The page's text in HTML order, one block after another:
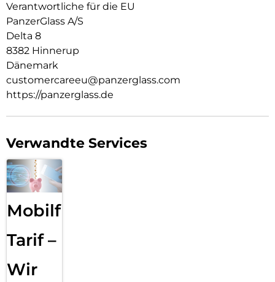
Verantwortliche für die EU
PanzerGlass A/S
Delta 8
8382 Hinnerup
Dänemark
customercareeu@panzerglass.com
https://panzerglass.de
Verwandte Services
Mobilfunk
Tarif –
Wir